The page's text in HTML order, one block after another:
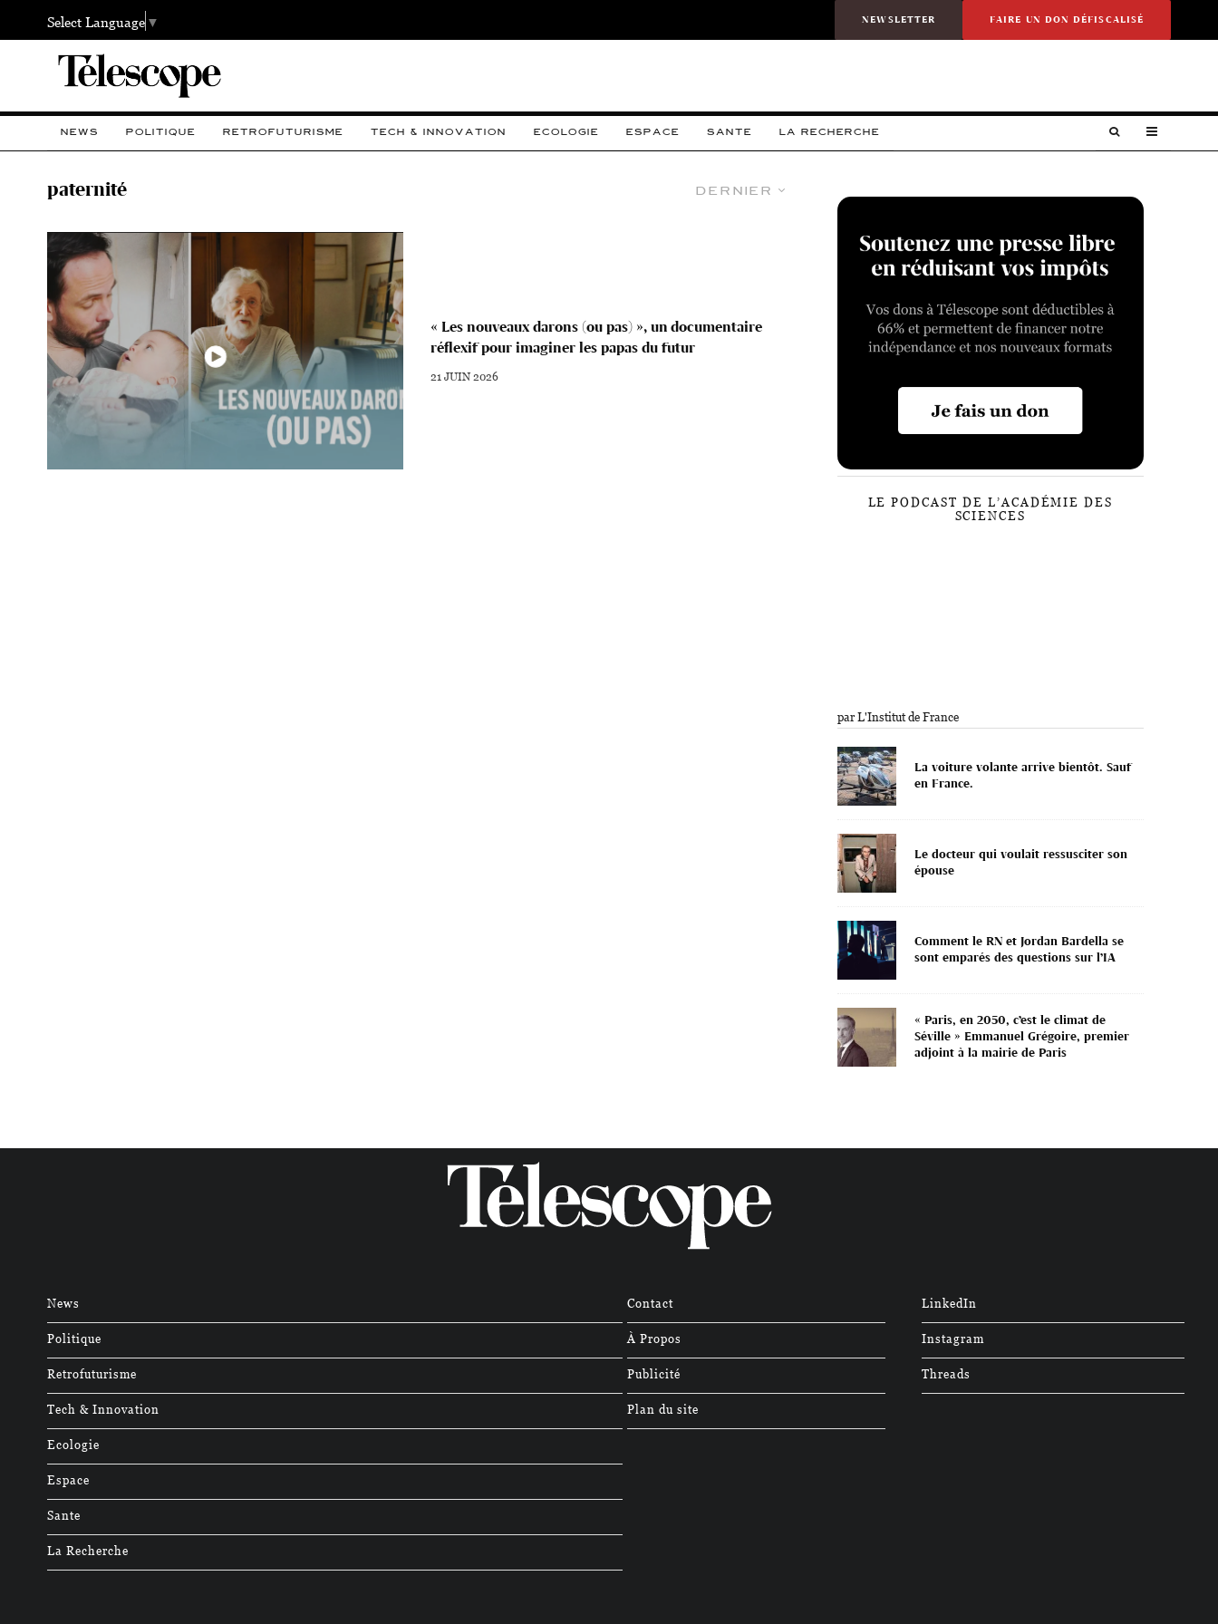
Select Language▼ NEWSLETTER FAIRE UN DON DÉFISCALISÉ
NEWS POLITIQUE RETROFUTURISME TECH & INNOVATION ECOLOGIE ESPACE SANTE LA RECHERCHE
Dernier
paternité
« Les nouveaux darons (ou pas) », un documentaire
réflexif pour imaginer les papas du futur
21 JUIN 2026
LE PODCAST DE L’ACADÉMIE DES
SCIENCES
par L'Institut de France
La voiture volante arrive bientôt. Sauf
en France.
Le docteur qui voulait ressusciter son
épouse
Comment le RN et Jordan Bardella se
sont emparés des questions sur l’IA
« Paris, en 2050, c’est le climat de
Séville » Emmanuel Grégoire, premier
adjoint à la mairie de Paris
News
Politique
Retrofuturisme
Tech & Innovation
Ecologie
Espace
Sante
La Recherche
Contact
À Propos
Publicité
Plan du site
LinkedIn
Instagram
Threads